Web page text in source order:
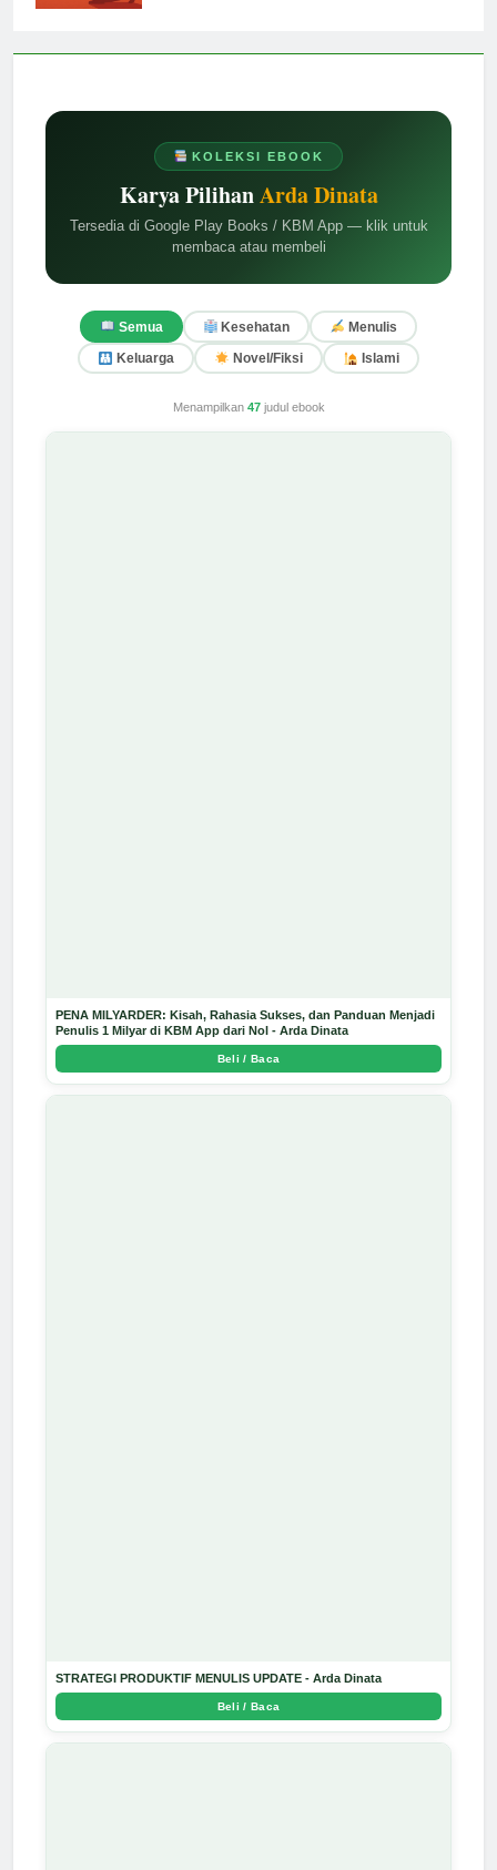
KOLEKSI EBOOK
Karya PilihanArda Dinata
Tersedia di Google Play Books / KBM App — klik untuk
membaca atau membeli
Semua Kesehatan Menulis
Keluarga Novel/Fiksi Islami
Menampilkan 47judul ebook
PENA MILYARDER: Kisah, Rahasia Sukses, dan Panduan Menjadi
Penulis 1 Milyar di KBM App dari Nol - Arda Dinata
Beli / Baca
STRATEGI PRODUKTIF MENULIS UPDATE - Arda Dinata
Beli / Baca